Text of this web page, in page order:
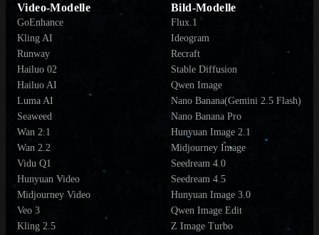
Video-Modelle
GoEnhance
Kling AI
Runway
Hailuo 02
Hailuo AI
Luma AI
Seaweed
Wan 2.1
Wan 2.2
Vidu Q1
Hunyuan Video
Midjourney Video
Veo 3
Kling 2.5
Bild-Modelle
Flux.1
Ideogram
Recraft
Stable Diffusion
Qwen Image
Nano Banana(Gemini 2.5 Flash)
Nano Banana Pro
Hunyuan Image 2.1
Midjourney Image
Seedream 4.0
Seedream 4.5
Hunyuan Image 3.0
Qwen Image Edit
Z Image Turbo